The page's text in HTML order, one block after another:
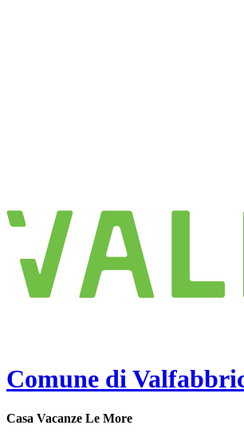
Comune di
Casa Vacanze Le More